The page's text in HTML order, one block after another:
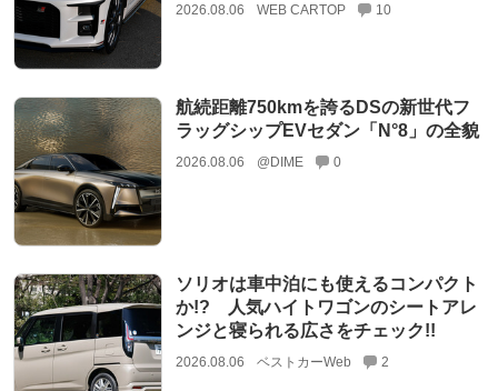
2026.08.06 WEB CARTOP 10
航続距離750kmを誇るDSの新世代フ
ラッグシップEVセダン「N°8」の全貌
2026.08.06 @DIME 0
ソリオは車中泊にも使えるコンパクト
か!? 人気ハイトワゴンのシートアレ
ンジと寝られる広さをチェック!!
2026.08.06 ベストカーWeb 2